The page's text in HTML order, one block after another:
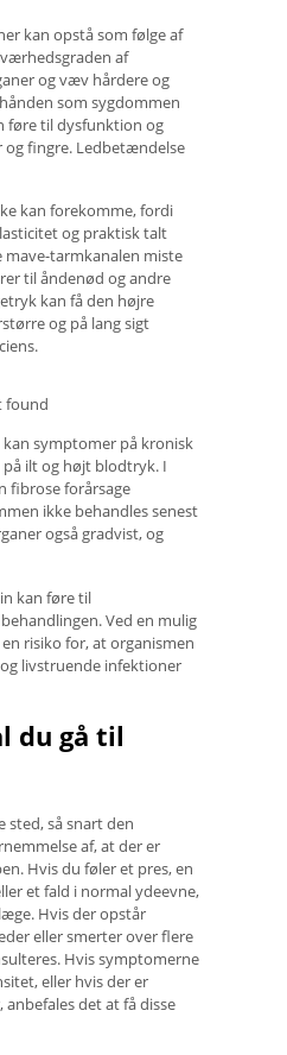
kan opstå som følge af
af
og væv hårdere og
som sygdommen
føre til dysfunktion og
fingre. Ledbetændelse
kan forekomme, fordi
og praktisk talt
mave-tarmkanalen miste
til åndenød og andre
kan få den højre
og på lang sigt
found
symptomer på kronisk
ilt og højt blodtryk. I
fibrose forårsage
ikke behandles senest
også gradvist, og
kan føre til
Ved en mulig
risiko for, at organismen
livstruende infektioner
du gå til
sted, så snart den
af, at der er
Hvis du føler et pres, en
et fald i normal ydeevne,
Hvis der opstår
eller smerter over flere
Hvis symptomerne
eller hvis der er
det at få disse